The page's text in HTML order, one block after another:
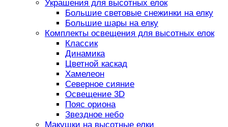
Украшения для высотных елок
Большие световые снежинки на елку
Большие шары на елку
Комплекты освещения для высотных елок
Классик
Динамика
Цветной каскад
Хамелеон
Северное сияние
Освещение 3D
Пояс ориона
Звездное небо
Макушки на высотные елки